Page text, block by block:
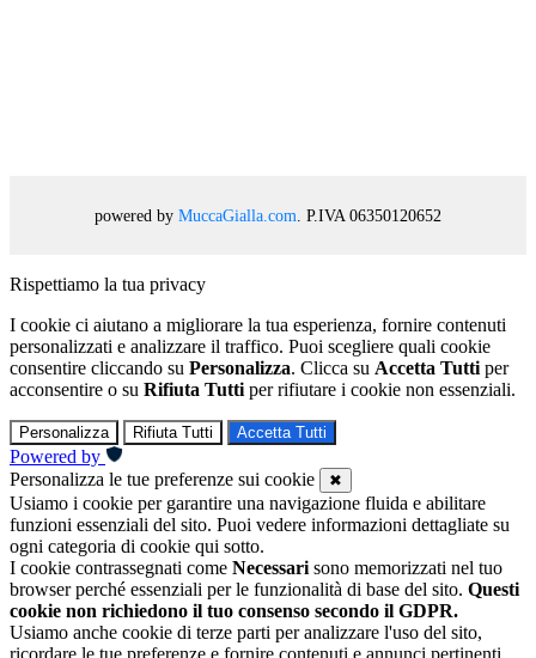
powered by MuccaGialla.com . P.IVA 06350120652
Rispettiamo la tua privacy
I cookie ci aiutano a migliorare la tua esperienza, fornire contenuti
personalizzati e analizzare il traffico. Puoi scegliere quali cookie
consentire cliccando su Personalizza. Clicca su Accetta Tutti per
acconsentire o su Rifiuta Tutti per rifiutare i cookie non essenziali.
Personalizza Rifiuta Tutti Accetta Tutti
Powered by
Personalizza le tue preferenze sui cookie
✖
Usiamo i cookie per garantire una navigazione fluida e abilitare
funzioni essenziali del sito. Puoi vedere informazioni dettagliate su
ogni categoria di cookie qui sotto.
I cookie contrassegnati come Necessari sono memorizzati nel tuo
browser perché essenziali per le funzionalità di base del sito. Questi
cookie non richiedono il tuo consenso secondo il GDPR.
Usiamo anche cookie di terze parti per analizzare l'uso del sito,